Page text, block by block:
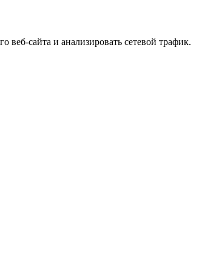
сайта и анализировать сетевой трафик.